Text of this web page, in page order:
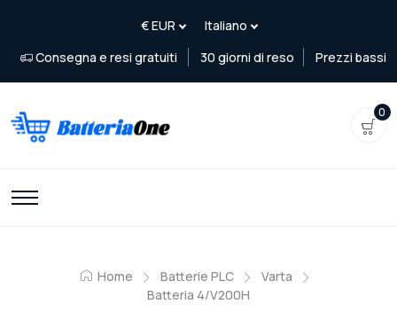
Consegna e resi gratuiti 30 giorni di reso Prezzi bassi
0
Home Batterie PLC
Varta
Batteria 4/V200H